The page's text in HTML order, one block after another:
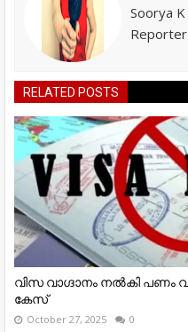
Soorya
RELATED POSTS
വിസ വാഗ്ദാനം നൽകി പണം
കേസ്
October 27, 2025 0